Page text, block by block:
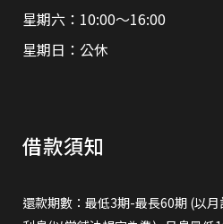
星期六：10:00～16:00
星期日：公休
借款須知
還款期數：最低3期-最長60期 (以月